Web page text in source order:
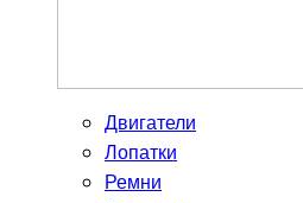
Двигатели
Лопатки
Ремни